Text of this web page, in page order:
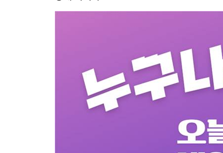
나의 생물 관찰 일지 + Firebase 활용 앱 제작 방법
수업 길잡이 주제 탐험가 앱
즐거운 빙고 놀이터 + Lovable 활용 앱 제작 방법
우리 반 칭찬 포인트 보드